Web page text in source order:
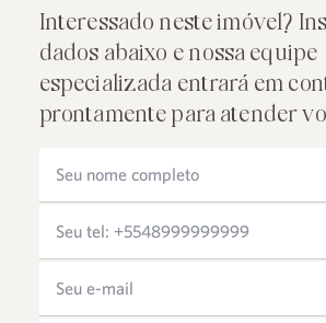
Interessado neste imóvel?
dados abaixo e nossa equipe
especializada entrará em
prontamente para atender